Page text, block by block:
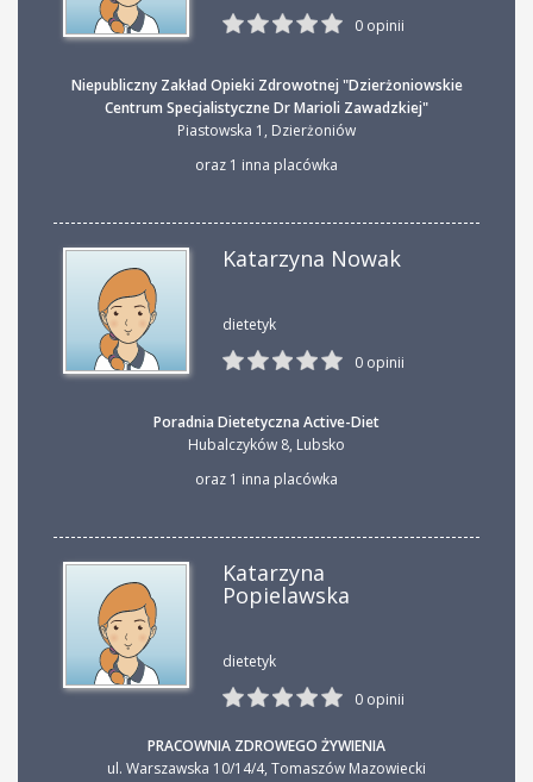
0 opinii
Niepubliczny Zakład Opieki Zdrowotnej "Dzierżoniowskie
Centrum Specjalistyczne Dr Marioli Zawadzkiej"
Piastowska 1 , Dzierżoniów
oraz 1 inna placówka
Katarzyna Nowak
dietetyk
0 opinii
Poradnia Dietetyczna Active-Diet
Hubalczyków 8, Lubsko
oraz 1 inna placówka
Katarzyna
Popielawska
dietetyk
0 opinii
PRACOWNIA ZDROWEGO ŻYWIENIA
ul. Warszawska 10/14/4, Tomaszów Mazowiecki